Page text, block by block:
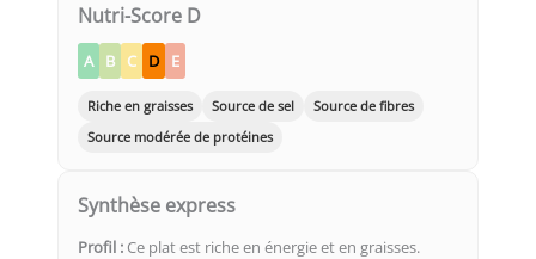
Nutri-Score D
A B C D E
Riche en graisses Source de sel
Source de fibres
Source modérée de protéines
Synthèse express
Profil : Ce plat est riche en énergie et en graisses.